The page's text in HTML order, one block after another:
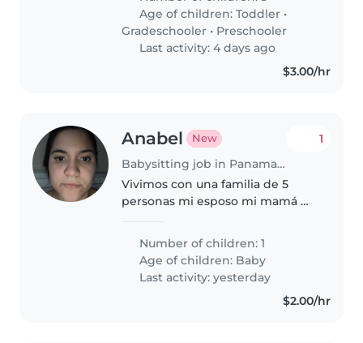
sobre todo amorosa con los
niños y creativa Tenga
pasaporte..
Age of children:Toddler •
Gradeschooler • Preschooler
Last activity: 4 days ago
$3.00/hr
Anabel New
Babysitting job in Panama City
1
Vivimos con una familia de 5
personas mi esposo mi mamá mi
Number of children: 1
Age of children: Baby
Last activity: yesterday
$2.00/hr